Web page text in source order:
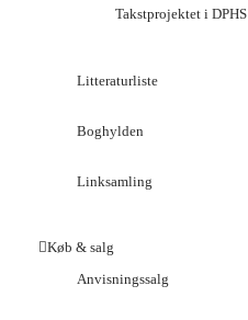
Takstprojektet i DPHS
Litteraturliste
Boghylden
Linksamling
Køb & salg
Anvisningssalg